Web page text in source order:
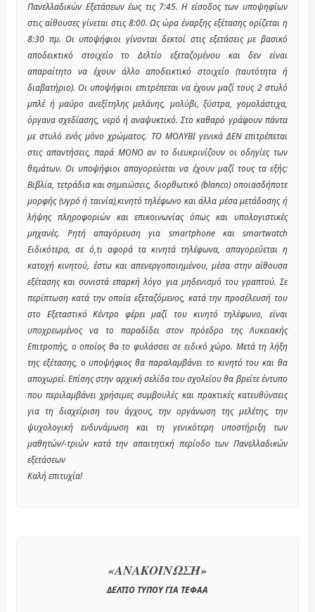
Πανελλαδικών Εξετάσεων έως τις 7:45. Η είσοδος των υποψηφίων
στις αίθουσες γίνεται στις 8:00. Ως ώρα έναρξης εξέτασης ορίζεται η
8:30 πμ. Οι υποψήφιοι γίνονται δεκτοί στις εξετάσεις με βασικό
αποδεικτικό στοιχείο το Δελτίο εξεταζομένου και δεν είναι
απαραίτητο να έχουν άλλο αποδεικτικό στοιχείο (ταυτότητα ή
διαβατήριο). Οι υποψήφιοι επιτρέπεται να έχουν μαζί τους 2 στυλό
μπλέ ή μαύρο ανεξίτηλης μελάνης, μολύβι, ξύστρα, γομολάστιχα,
όργανα σχεδίασης, νερό ή αναψυκτικό. Στο καθαρό γράφουν πάντα
με στυλό ενός μόνο χρώματος. ΤΟ ΜΟΛΥΒΙ γενικά ΔΕΝ επιτρέπεται
στις απαντήσεις, παρά ΜΟΝΟ αν το διευκρινίζουν οι οδηγίες των
θεμάτων. Οι υποψήφιοι απαγορεύεται να έχουν μαζί τους τα εξής:
Βιβλία, τετράδια και σημειώσεις, διορθωτικό (blanco) οποιασδήποτε
μορφής (υγρό ή ταινία),κινητό τηλέφωνο και άλλα μέσα μετάδοσης ή
λήψης πληροφοριών και επικοινωνίας όπως και υπολογιστικές
μηχανές. Ρητή απαγόρευση για smartphone και smartwatch
Ειδικότερα, σε ό,τι αφορά τα κινητά τηλέφωνα, απαγορεύεται η
κατοχή κινητού, έστω και απενεργοποιημένου, μέσα στην αίθουσα
εξέτασης και συνιστά επαρκή λόγο για μηδενισμό του γραπτού. Σε
περίπτωση κατά την οποία εξεταζόμενος, κατά την προσέλευσή του
στο Εξεταστικό Κέντρο φέρει μαζί του κινητό τηλέφωνο, είναι
υποχρεωμένος να το παραδίδει στον πρόεδρο της Λυκειακής
Επιτροπής, ο οποίος θα το φυλάσσει σε ειδικό χώρο. Μετά τη λήξη
της εξέτασης, ο υποψήφιος θα παραλαμβάνει το κινητό του και θα
αποχωρεί. Επίσης στην αρχική σελίδα του σχολείου θα βρείτε έντυπο
που περιλαμβάνει χρήσιμες συμβουλές και πρακτικές κατευθύνσεις
για τη διαχείριση του άγχους, την οργάνωση της μελέτης, την
ψυχολογική ενδυνάμωση και τη γενικότερη υποστήριξη των
μαθητών/-τριών κατά την απαιτητική περίοδο των Πανελλαδικών
εξετάσεων
Καλή επιτυχία!
«ΑΝΑΚΟΙΝΩΣΗ»
ΔΕΛΤΙΟ ΤΥΠΟΥ ΓΙΑ ΤΕΦΑΑ